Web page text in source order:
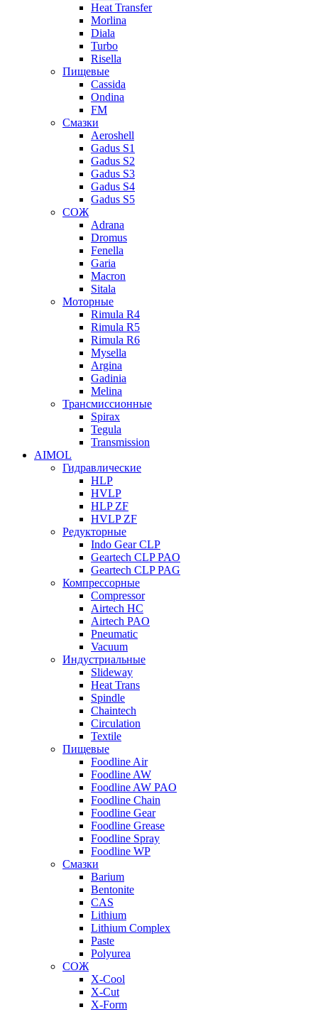
Heat Transfer
Morlina
Diala
Turbo
Risella
Пищевые
Cassida
Ondina
FM
Смазки
Aeroshell
Gadus S1
Gadus S2
Gadus S3
Gadus S4
Gadus S5
СОЖ
Adrana
Dromus
Fenella
Garia
Macron
Sitala
Моторные
Rimula R4
Rimula R5
Rimula R6
Mysella
Argina
Gadinia
Melina
Трансмиссионные
Spirax
Tegula
Transmission
AIMOL
Гидравлические
HLP
HVLP
HLP ZF
HVLP ZF
Редукторные
Indo Gear CLP
Geartech CLP PAO
Geartech CLP PAG
Компрессорные
Compressor
Airtech HC
Airtech PAO
Pneumatic
Vacuum
Индустриальные
Slideway
Heat Trans
Spindle
Chaintech
Circulation
Textile
Пищевые
Foodline Air
Foodline AW
Foodline AW PAO
Foodline Chain
Foodline Gear
Foodline Grease
Foodline Spray
Foodline WP
Смазки
Barium
Bentonite
CAS
Lithium
Lithium Complex
Paste
Polyurea
СОЖ
X-Cool
X-Cut
X-Form